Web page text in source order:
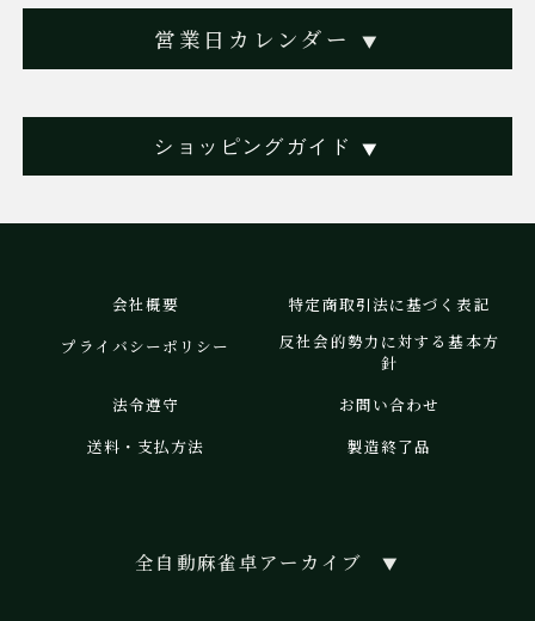
営業日カレンダー ▼
ショッピングガイド ▼
会社概要
特定商取引法に基づく表記
プライバシーポリシー
反社会的勢力に対する基本方
針
法令遵守
お問い合わせ
送料・支払方法
製造終了品
全自動麻雀卓アーカイブ ▼